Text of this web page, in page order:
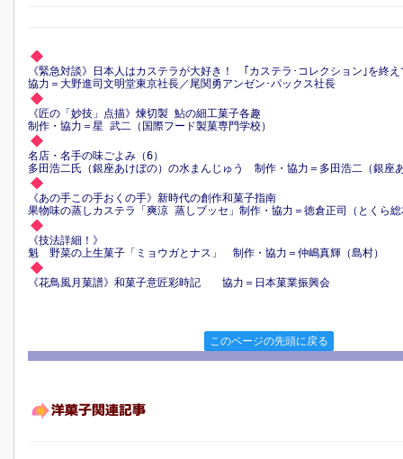
《緊急対談》日本人はカステラが大好き！ ｢カステラ･コレクション｣を終え
協力＝大野進司文明堂東京社長／尾関勇アンゼン･パックス社長
《匠の「妙技」点描》煉切製 鮎の細工菓子各趣
制作・協力＝星 武二（国際フード製菓専門学校）
名店・名手の味ごよみ（6）
多田浩二氏（銀座あけぼの）の水まんじゅう 制作・協力＝多田浩二（銀座
《あの手この手おくの手》新時代の創作和菓子指南
果物味の蒸しカステラ「爽涼 蒸しブッセ」制作・協力＝徳倉正司（とくら
《技法詳細！》
魁 野菜の上生菓子「ミョウガとナス」 制作・協力＝仲嶋真輝（島村）
《花鳥風月菓譜》和菓子意匠彩時記 協力＝日本菓業振興会
このページの先頭に戻る